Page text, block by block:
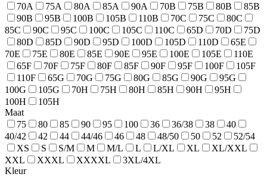
70A
75A 80A 85A 90A 70B 75B 80B
85B
90B
95B 100B 105B 110B 70C 75C
80C
85C
90C 95C 100C 105C 110C 65D 70D
75D
80D
85D 90D 95D 100D 105D 110D
65E
70E
75E 80E 85E 90E 95E 100E 105E
110E
65F
70F 75F 80F 85F 90F 95F 100F
105F
110F
65G 70G 75G 80G 85G 90G
95G
100G
105G 70H 75H 80H 85H 90H
95H
100H
105H
Maat
75
80 85 90 95 100 36 36/38 38
40
40/42
42 44 44/46 46 48 48/50 50 52
52/54
XS
S S/M M M/L L L/XL XL
XL/XXL
XXL
XXXL XXXXL
3XL/4XL
Kleur